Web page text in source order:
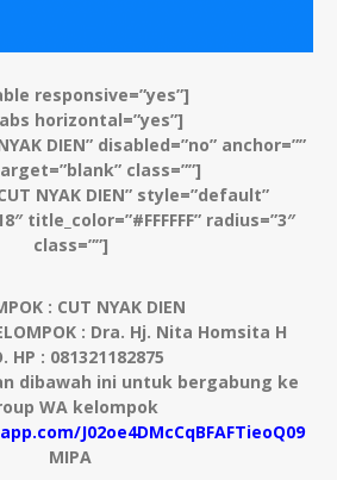
responsive=”yes”]
horizontal=”yes”]
DIEN” disabled=”no” anchor=””
class=””]
NYAK DIEN” style=”default”
title_color=”#FFFFFF” radius=”3″
class=””]
: CUT NYAK DIEN
: Dra. Hj. Nita Homsita H
HP : 081321182875
dibawah ini untuk bergabung ke
WA kelompok
J02oe4DMcCqBFAFTieoQ09
MIPA